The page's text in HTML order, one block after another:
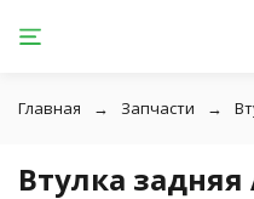
Главная Запчасти
Втулка задняя